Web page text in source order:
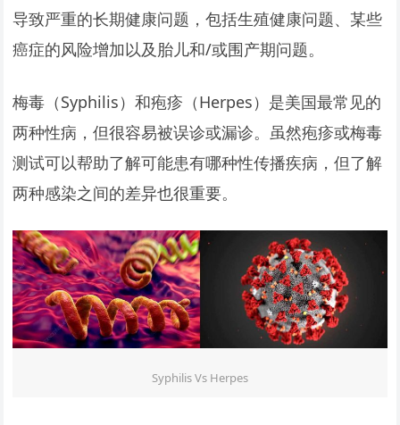
导致严重的长期健康问题，包括生殖健康问题、某些
癌症的风险增加以及胎儿和/或围产期问题。
梅毒（Syphilis）和疱疹（Herpes）是美国最常见的
两种性病，但很容易被误诊或漏诊。虽然疱疹或梅毒
测试可以帮助了解可能患有哪种性传播疾病，但了解
两种感染之间的差异也很重要。
Syphilis Vs Herpes